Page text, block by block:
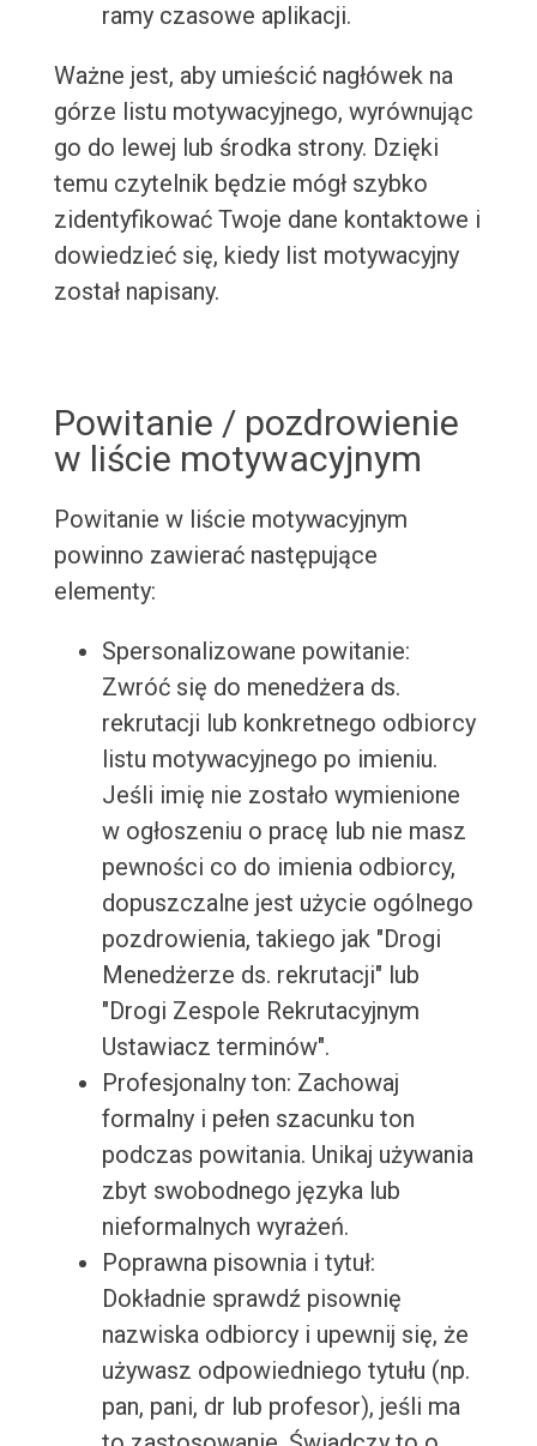
ramy czasowe aplikacji.
Ważne jest, aby umieścić nagłówek na
górze listu motywacyjnego, wyrównując
go do lewej lub środka strony. Dzięki
temu czytelnik będzie mógł szybko
zidentyfikować Twoje dane kontaktowe i
dowiedzieć się, kiedy list motywacyjny
został napisany.
Powitanie / pozdrowienie
w liście motywacyjnym
Powitanie w liście motywacyjnym
powinno zawierać następujące
elementy:
Spersonalizowane powitanie:
Zwróć się do menedżera ds.
rekrutacji lub konkretnego odbiorcy
listu motywacyjnego po imieniu.
Jeśli imię nie zostało wymienione
w ogłoszeniu o pracę lub nie masz
pewności co do imienia odbiorcy,
dopuszczalne jest użycie ogólnego
pozdrowienia, takiego jak "Drogi
Menedżerze ds. rekrutacji" lub
"Drogi Zespole Rekrutacyjnym
Ustawiacz terminów".
Profesjonalny ton: Zachowaj
formalny i pełen szacunku ton
podczas powitania. Unikaj używania
zbyt swobodnego języka lub
nieformalnych wyrażeń.
Poprawna pisownia i tytuł:
Dokładnie sprawdź pisownię
nazwiska odbiorcy i upewnij się, że
używasz odpowiedniego tytułu (np.
pan, pani, dr lub profesor), jeśli ma